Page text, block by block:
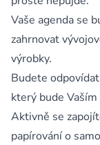
Vaše agenda se
zahrnovat
výrobky.
Budete
který bude
Aktivně se
papírování o